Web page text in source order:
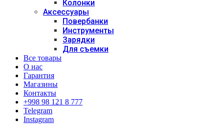
Колонки
Аксессуары
Повербанки
Инструменты
Зарядки
Для съемки
Все товары
О нас
Гарантия
Магазины
Контакты
+998 98 121 8 777
Telegram
Instagram